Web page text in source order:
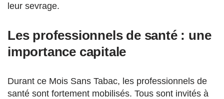
leur sevrage.
Les professionnels de santé : une
importance capitale
Durant ce Mois Sans Tabac, les professionnels de
santé sont fortement mobilisés. Tous sont invités à